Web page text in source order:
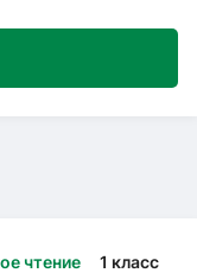
чтение 1 класс